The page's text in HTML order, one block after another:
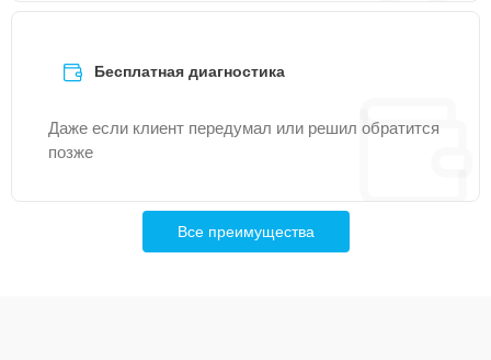
Бесплатная диагностика
Даже если клиент передумал или решил обратится
позже
Все преимущества